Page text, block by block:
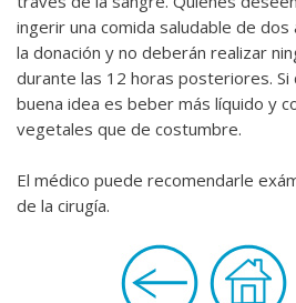
ingerir una comida saludable de
la donación y no deberán realizar
durante las 12 horas posteriores.
buena idea es beber más líquido y
vegetales que de costumbre.
El médico puede recomendarle
de la cirugía.